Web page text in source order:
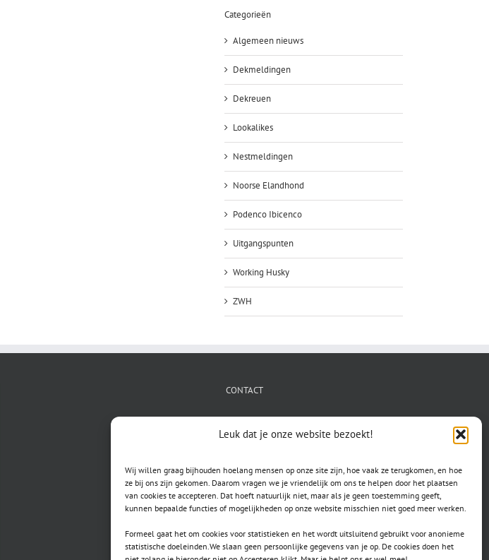
Leuk dat je onze website bezoekt!
Wij willen graag bijhouden hoelang mensen op onze site zijn, hoe vaak ze terugkomen, en hoe
ze bij ons zijn gekomen. Daarom vragen we je vriendelijk om ons te helpen door het plaatsen
van cookies te accepteren. Dat hoeft natuurlijk niet, maar als je geen toestemming geeft,
kunnen bepaalde functies of mogelijkheden op onze website misschien niet goed meer werken.
Formeel gaat het om cookies voor statistieken en het wordt uitsluitend gebruikt voor anonieme
statistische doeleinden.We slaan geen persoonlijke gegevens van je op. De cookies doen het
Categorieën
Algemeen nieuws
Dekmeldingen
Dekreuen
Lookalikes
Nestmeldingen
Noorse Elandhond
Podenco Ibicenco
Uitgangspunten
Working Husky
ZWH
CONTACT